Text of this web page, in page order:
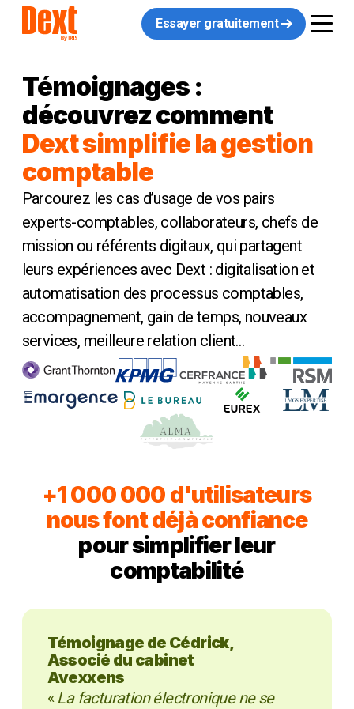
Essayer gratuitement
Témoignages :
découvrez comment
Dext simplifie la gestion
comptable
Parcourez les cas d’usage de vos pairs
experts-comptables, collaborateurs, chefs de
mission ou référents digitaux, qui partagent
leurs expériences avec Dext : digitalisation et
automatisation des processus comptables,
accompagnement, gain de temps, nouveaux
services, meilleure relation client…
+1 000 000 d'utilisateurs
nous font déjà confiance
pour simplifier leur
comptabilité
Témoignage de Cédrick,
Associé du cabinet
Avexxens
«La facturation électronique ne se